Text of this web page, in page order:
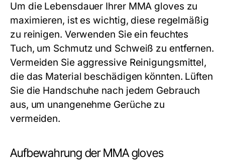
Um die Lebensdauer Ihrer MMA gloves zu
maximieren, ist es wichtig, diese regelmäßig
zu reinigen. Verwenden Sie ein feuchtes
Tuch, um Schmutz und Schweiß zu entfernen.
Vermeiden Sie aggressive Reinigungsmittel,
die das Material beschädigen könnten. Lüften
Sie die Handschuhe nach jedem Gebrauch
aus, um unangenehme Gerüche zu
vermeiden.
Aufbewahrung der MMA gloves